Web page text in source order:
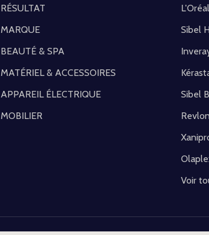
RÉSULTAT
MARQUE
BEAUTÉ & SPA
MATÉRIEL & ACCESSOIRES
APPAREIL ÉLECTRIQUE
MOBILIER
Sibel
Sibel
Voir